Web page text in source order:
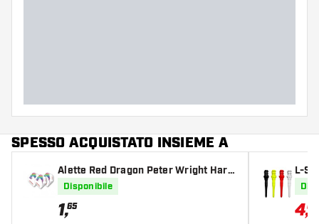
SPESSO ACQUISTATO INSIEME A
Alette Red Dragon Peter Wright Hard
core Snakebite Flight White
Disponibile
1,65
L-
ips
4,04